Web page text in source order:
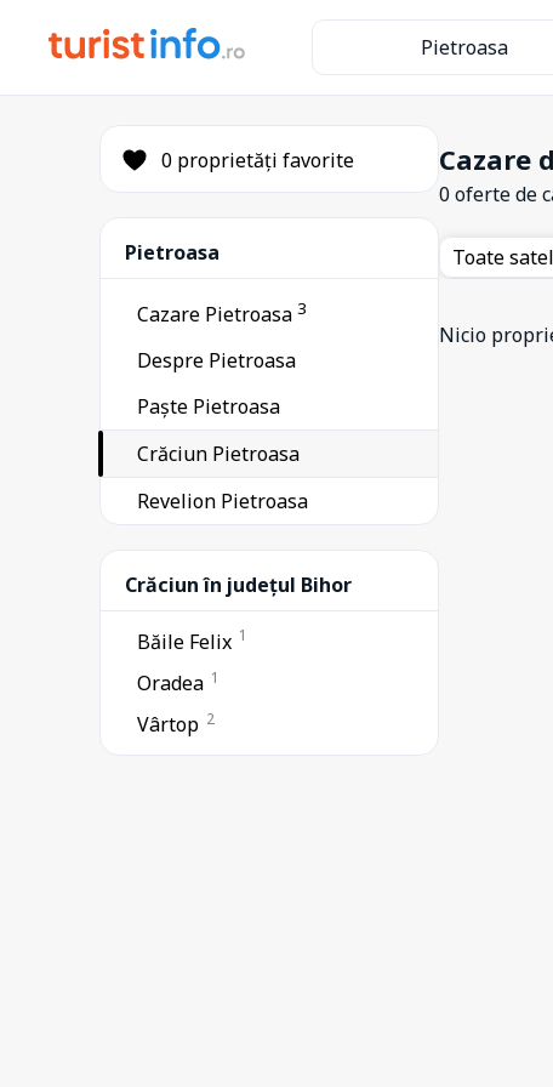
Pietroasa
0 proprietăți favorite
Pietroasa
Cazare Pietroasa 3
Despre Pietroasa
Paște Pietroasa
Crăciun Pietroasa
Revelion Pietroasa
Crăciun în județul Bihor
Băile Felix 1
Oradea 1
Vârtop 2
Cazare
0 oferte de
Toate
Nicio